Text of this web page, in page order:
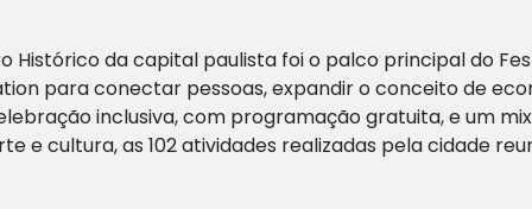
Histórico da capital paulista foi o palco principal do
para conectar pessoas, expandir o conceito de
inclusiva, com programação gratuita, e um
e cultura, as 102 atividades realizadas pela cidade